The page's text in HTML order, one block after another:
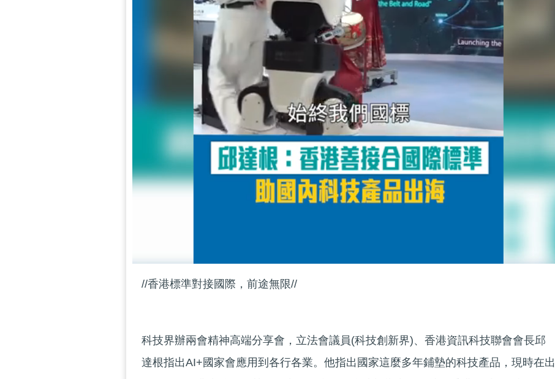
//香港標準對接國際，前途無限//
科技界辦兩會精神高端分享會，立法會議員(科技創新界)、香港資訊科技聯會會長邱
達根指出AI+國家會應用到各行各業。他指出國家這麼多年鋪墊的科技產品，現時在出